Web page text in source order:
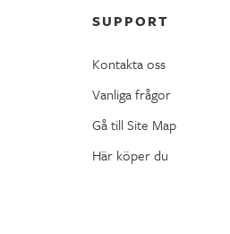
SUPPORT
Kontakta oss
Vanliga frågor
Gå till Site Map
Här köper du